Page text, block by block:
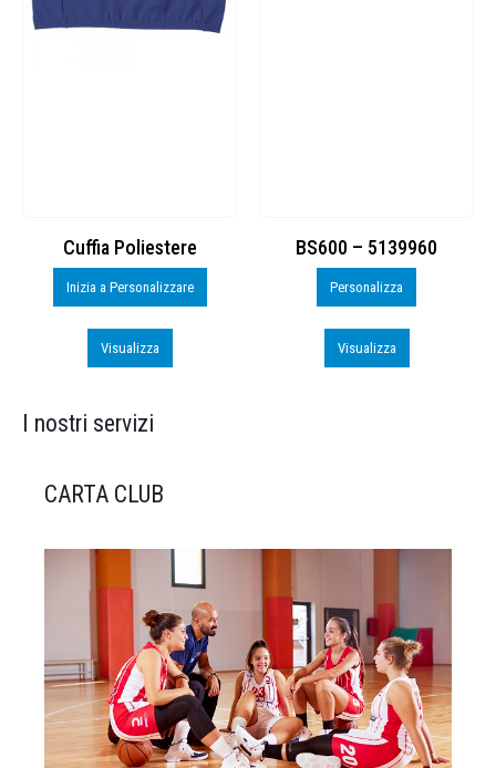
Cuffia Poliestere
Inizia a Personalizzare
Visualizza
BS600 – 5139960
Personalizza
Visualizza
I nostri servizi
CARTA CLUB